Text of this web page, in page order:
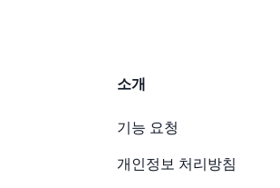
소개
기능 요청
개인정보 처리방침